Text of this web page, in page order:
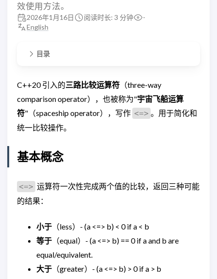
效使用方法。
2026年1月16日 阅读时长: 3 分钟
-
English
目录
C++20 引入的三路比较运算符 （three-way
comparison operator），也被称为"宇宙飞船运算
符"（spaceship operator），写作 <=> 。用于简化和
统一比较操作。
基本概念
<=> 运算符一次性完成两个值的比较，返回三种可能
的结果：
小于 （less）- (a <=> b) < 0 if a < b
等于 （equal）- (a <=> b) == 0 if a and b are
equal/equivalent.
大于 （greater）- (a <=> b) > 0 if a > b